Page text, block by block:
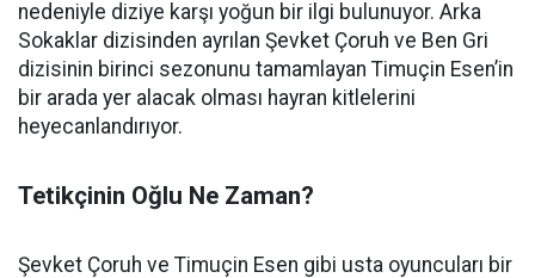
nedeniyle diziye karşı yoğun bir ilgi bulunuyor. Arka
Sokaklar dizisinden ayrılan Şevket Çoruh ve Ben Gri
dizisinin birinci sezonunu tamamlayan Timuçin Esen’in
bir arada yer alacak olması hayran kitlelerini
heyecanlandırıyor.
Tetikçinin Oğlu Ne Zaman?
Şevket Çoruh ve Timuçin Esen gibi usta oyuncuları bir